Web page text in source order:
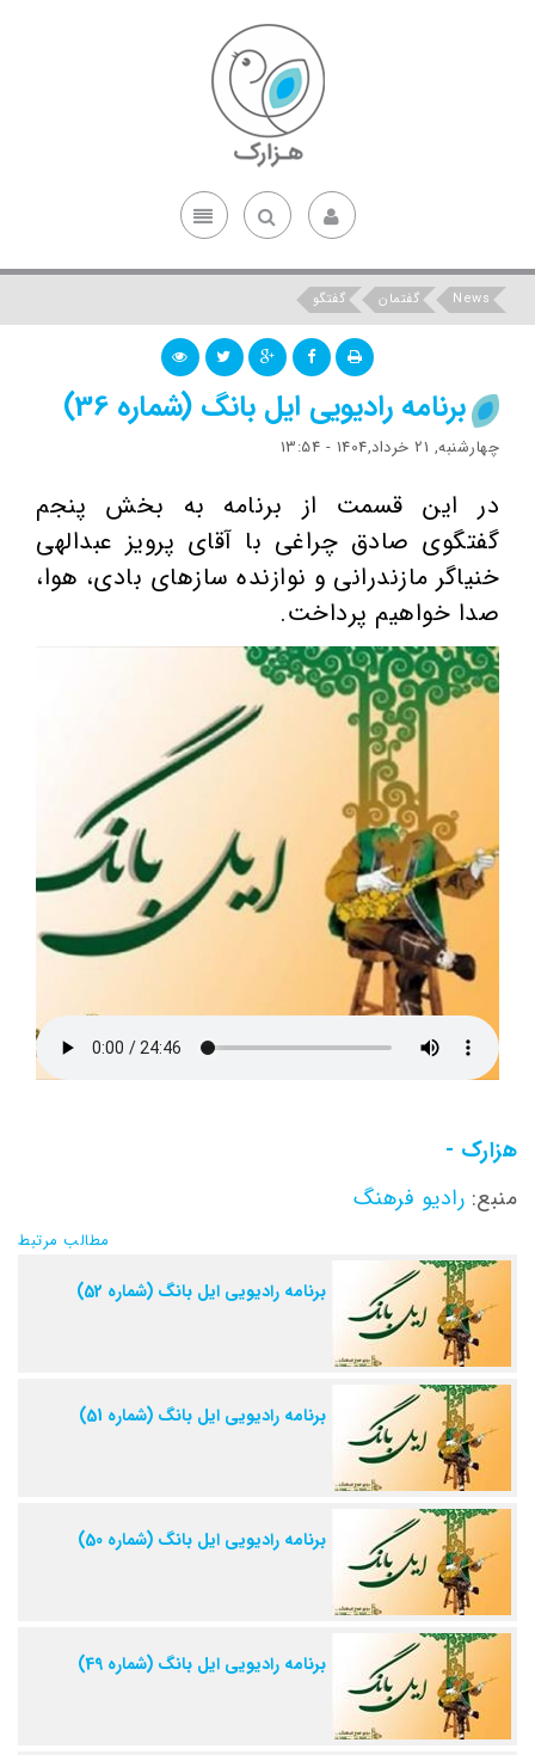
News گفتمان گفتگو
برنامه رادیویی ایل بانگ (شماره 36)
چهارشنبه, 21 خرداد,1404 - 13:54
در این قسمت از برنامه به بخش پنجم
گفتگوی صادق چراغی با آقای پرویز عبدالهی
خنیاگر مازندرانی و نوازنده سازهای بادی، هوا،
صدا خواهیم پرداخت.
هزارک -
منبع: رادیو فرهنگ
مطالب مرتبط
برنامه رادیویی ایل بانگ (شماره 52)
برنامه رادیویی ایل بانگ (شماره 51)
برنامه رادیویی ایل بانگ (شماره 50)
برنامه رادیویی ایل بانگ (شماره 49)